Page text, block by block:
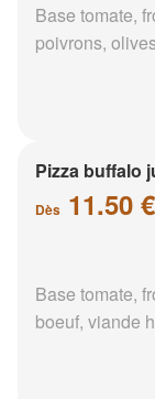
Base tomate,
poivrons,
Pizza buffalo
Dès 11.50 €
Base tomate,
boeuf, viande